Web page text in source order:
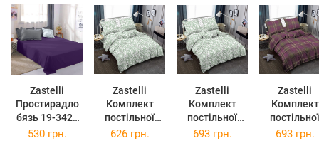
Zastelli
Простирадло
бязь 19-3424
Sunset Purple
Zastelli
Комплект
постільної
білизни
Zastelli
Комплект
постільної
білизни
Zastelli
Комплект
постільної
білизни
530 грн. 626 грн. 693 грн. 693 грн.